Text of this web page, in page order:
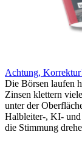
Achtung,
Die Börsen laufen
Zinsen klettern
unter der
Halbleiter-, KI- und
die Stimmung